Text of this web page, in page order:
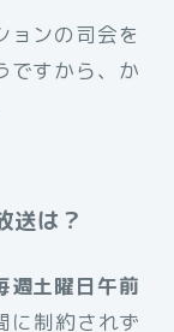
ョンの司会を
ですから、か
送は？
週土曜日午前
に制約されず